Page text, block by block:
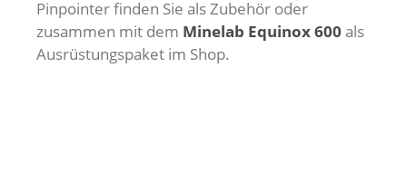
Pinpointer finden Sie als Zubehör oder
zusammen mit dem Minelab Equinox 600 als
Ausrüstungspaket im Shop.